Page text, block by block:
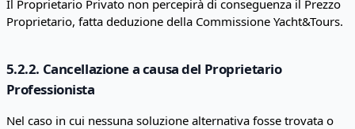
Il Proprietario Privato non percepirà di conseguenza il Prezzo
Proprietario, fatta deduzione della Commissione Yacht&Tours.
5.2.2. Cancellazione a causa del Proprietario
Professionista
Nel caso in cui nessuna soluzione alternativa fosse trovata o